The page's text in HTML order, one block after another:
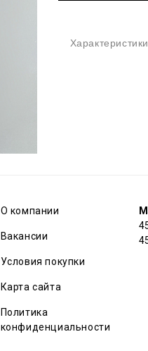
Характеристики
О компании
Вакансии
Условия покупки
Карта сайта
Политика
конфиденциальности